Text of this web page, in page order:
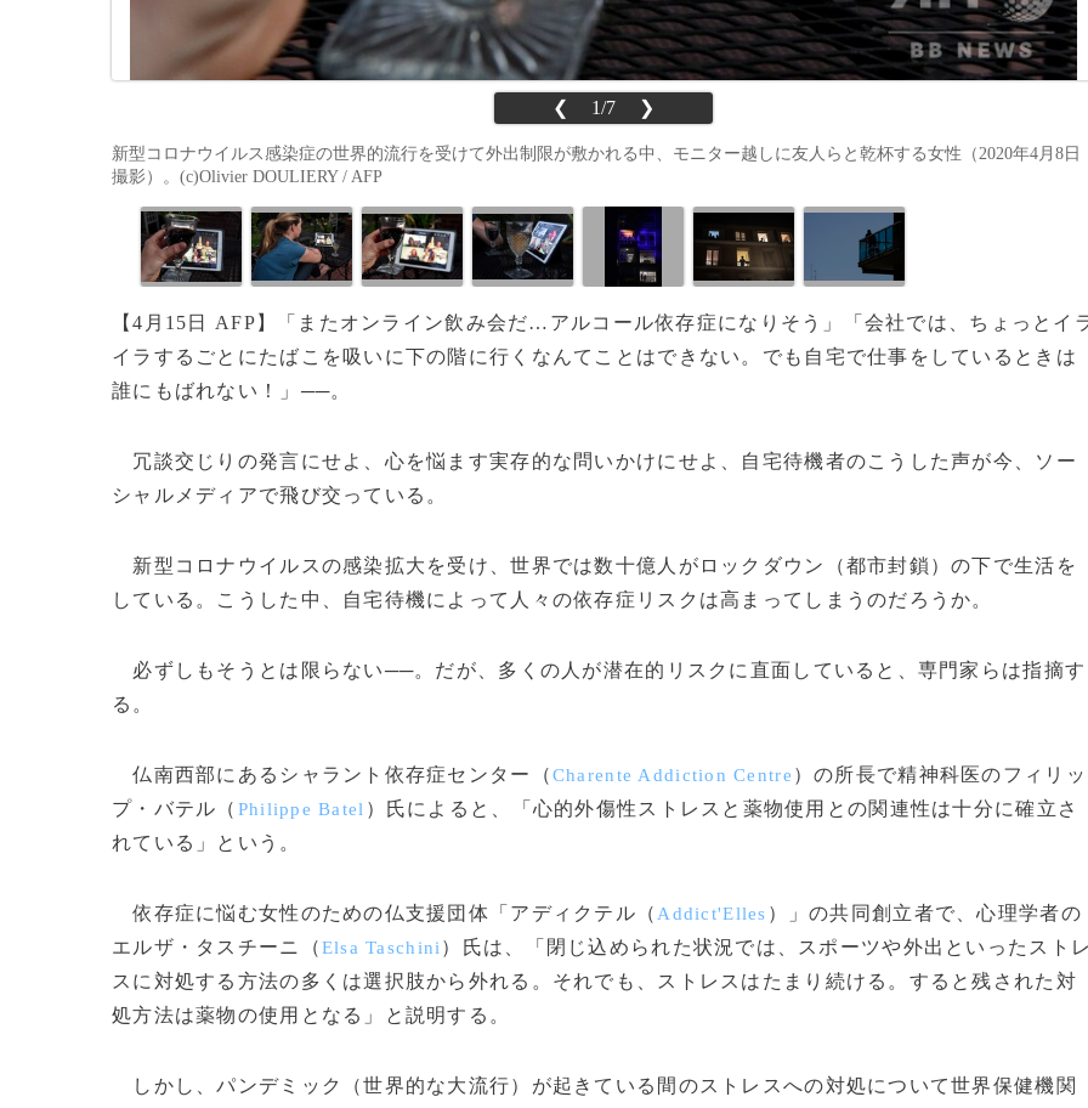
❮ 1/7 ❯
新型コロナウイルス感染症の世界的流行を受けて外出制限が敷かれる中、モニター越しに友人らと乾杯する女性（2020年4月8日
撮影）。(c)Olivier DOULIERY / AFP
【4月15日 AFP】「またオンライン飲み会だ…アルコール依存症になりそう」「会社では、ちょっとイ
イラするごとにたばこを吸いに下の階に行くなんてことはできない。でも自宅で仕事をしているときは
誰にもばれない！」──。
冗談交じりの発言にせよ、心を悩ます実存的な問いかけにせよ、自宅待機者のこうした声が今、ソー
シャルメディアで飛び交っている。
新型コロナウイルスの感染拡大を受け、世界では数十億人がロックダウン（都市封鎖）の下で生活を
している。こうした中、自宅待機によって人々の依存症リスクは高まってしまうのだろうか。
必ずしもそうとは限らない──。だが、多くの人が潜在的リスクに直面していると、専門家らは指摘す
る。
仏南西部にあるシャラント依存症センター（Charente Addiction Centre ）の所長で精神科医のフィリッ
プ・バテル（ Philippe Batel ）氏によると、「心的外傷性ストレスと薬物使用との関連性は十分に確立さ
れている」という。
依存症に悩む女性のための仏支援団体「アディクテル（ Addict'Elles ）」の共同創立者で、心理学者の
エルザ・タスチーニ（Elsa Taschini ）氏は、「閉じ込められた状況では、スポーツや外出といったスト
スに対処する方法の多くは選択肢から外れる。それでも、ストレスはたまり続ける。すると残された対
処方法は薬物の使用となる」と説明する。
しかし、パンデミック（世界的な大流行）が起きている間のストレスへの対処について世界保健機関